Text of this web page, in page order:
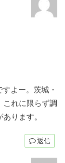
よー。茨城・
これに限らず調
ります。
返信